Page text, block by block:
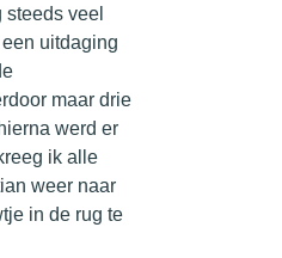
veel
uitdaging
maar drie
werd er
ik alle
weer naar
in de rug te